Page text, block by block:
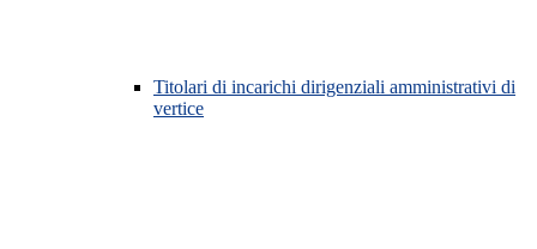
Titolari di incarichi dirigenziali amministrativi di
vertice